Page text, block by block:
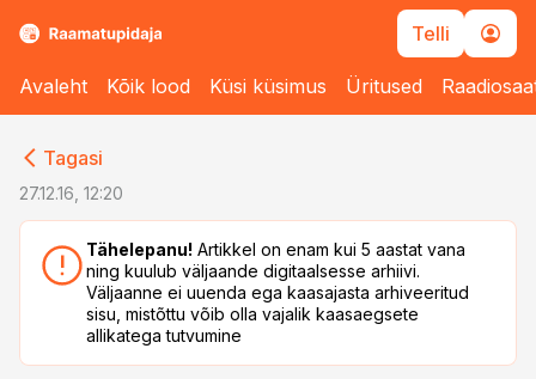
Telli
Avaleht Kõik lood Küsi küsimus Üritused
Tagasi
27.12.16, 12:20
Tähelepanu! Artikkel on enam kui 5 aastat vana
ning kuulub väljaande digitaalsesse arhiivi.
Väljaanne ei uuenda ega kaasajasta arhiveeritud
sisu, mistõttu võib olla vajalik kaasaegsete
allikatega tutvumine